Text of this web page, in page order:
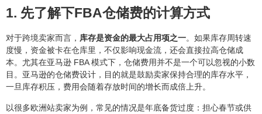
1. 先了解下FBA仓储费的计算方式
对于跨境卖家而言， 库存是资金的最大占用项之一。如果库存周转速
度慢，资金被卡在仓库里，不仅影响现金流，还会直接拉高仓储成
本。尤其在亚马逊 FBA 模式下，仓储费用并不是一个可以忽视的小数
目。亚马逊的仓储费设计，目的就是鼓励卖家保持合理的库存水平，
一旦库存积压，费用会随着存放时间的增长而成倍上升。
以很多欧洲站卖家为例，常见的情况是年底备货过度：担心春节或供